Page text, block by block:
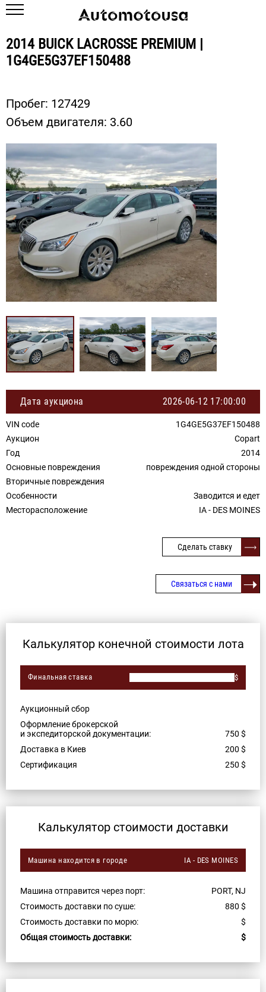
2014 BUICK LACROSSE PREMIUM |
1G4GE5G37EF150488
Пробег: 127429
Объем двигателя: 3.60
Дата аукциона 2026-06-12 17:00:00
VIN code
1G4GE5G37EF150488
Аукцион
Copart
Год
2014
Основные повреждения
повреждения одной стороны
Вторичные повреждения
Особенности
Заводится и едет
Месторасположение
IA - DES MOINES
Сделать ставку
Связаться с нами
Калькулятор конечной стоимости лота
Финальная ставка $
Аукционный сбор
Оформление брокерской
и экспедиторской документации:
750 $
Доставка в Киев
200 $
Сертификация
250 $
Калькулятор стоимости доставки
Машина находится в городе IA - DES MOINES
Машина отправится через порт:
PORT, NJ
Стоимость доставки по суше:
880 $
Стоимость доставки по морю:
$
Общая стоимость доставки:
$